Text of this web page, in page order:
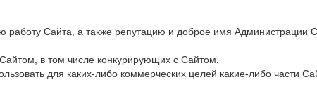
работу Сайта, а также репутацию и доброе имя Администрации
в том числе конкурирующих с Сайтом.
для каких-либо коммерческих целей какие-либо части